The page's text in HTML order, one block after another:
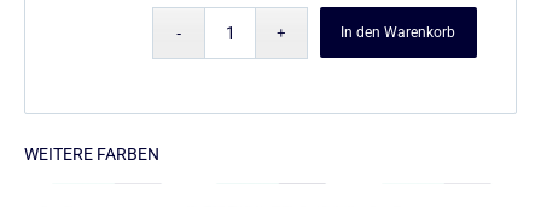
In den Warenkorb
WEITERE FARBEN